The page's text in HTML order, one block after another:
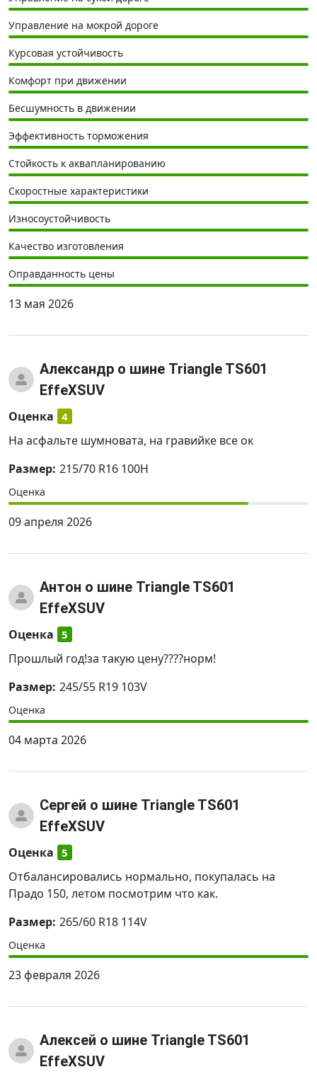
Управление на мокрой дороге
Курсовая устойчивость
Комфорт при движении
Бесшумность в движении
Эффективность торможения
Стойкость к аквапланированию
Скоростные характеристики
Износоустойчивость
Качество изготовления
Оправданность цены
13 мая 2026
Александр о шине Triangle TS601
EffeXSUV
Оценка 4
На асфальте шумновата, на гравийке все ок
Размер: 215/70 R16 100H
Оценка
09 апреля 2026
Антон о шине Triangle TS601
EffeXSUV
Оценка 5
Прошлый год!за такую цену????норм!
Размер: 245/55 R19 103V
Оценка
04 марта 2026
Сергей о шине Triangle TS601
EffeXSUV
Оценка 5
Отбалансировались нормально, покупалась на
Прадо 150, летом посмотрим что как.
Размер: 265/60 R18 114V
Оценка
23 февраля 2026
Алексей о шине Triangle TS601
EffeXSUV